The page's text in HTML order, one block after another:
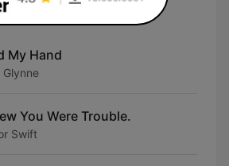
30 วันที่ผ่านมา
My Hand
Glynne
You Were Trouble.
Swift